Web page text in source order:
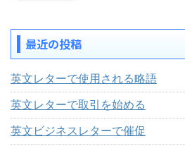
最近の投稿
英文レターで使用される略語
英文レターで取引を始める
英文ビジネスレターで催促